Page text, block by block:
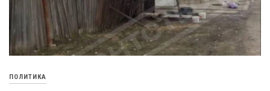
ПОЛИТИКА